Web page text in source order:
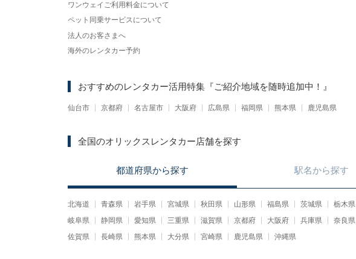
ワンウェイご利用料金について
ペット同乗サービスについて
法人のお客さまへ
海外のレンタカー予約
おすすめのレンタカー活用特集 『ご紹介地域を随時追加中！』
仙台市 京都府 名古屋市 大阪府 広島県 福岡県 熊本県 鹿児島県
全国のオリックスレンタカー店舗を探す
都道府県から探す 駅名から探す
北海道 青森県 岩手県 宮城県 秋田県 山形県 福島県 茨城県 栃木県
岐阜県
静岡県 愛知県 三重県 滋賀県 京都府 大阪府 兵庫県 奈良県
佐賀県
長崎県 熊本県 大分県 宮崎県 鹿児島県 沖縄県